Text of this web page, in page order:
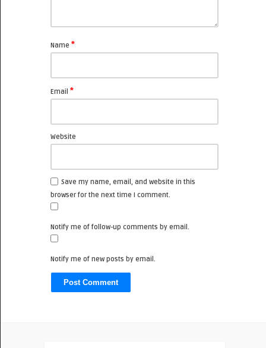
Name *
Email *
Website
Save my name, email, and website in this
browser for the next time I comment.
Notify me of follow-up comments by email.
Notify me of new posts by email.